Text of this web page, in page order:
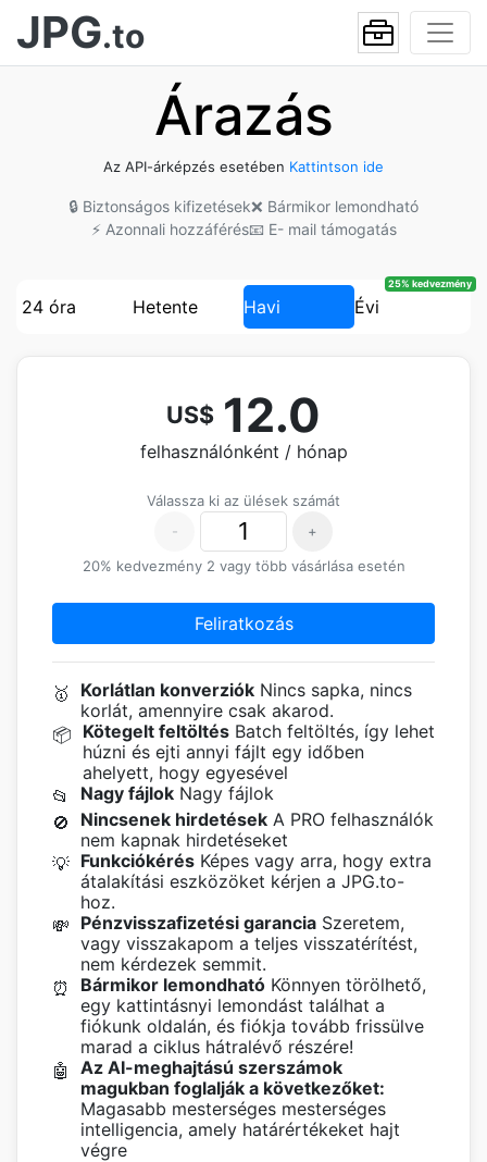
JPG.to
Árazás
Az API-árképzés esetében Kattintson ide
🔒 Biztonságos kifizetések❌ Bármikor lemondható
⚡ Azonnali hozzáférés📧 E- mail támogatás
24 óra Hetente Havi Évi
25% kedvezmény
US$ 12.0
felhasználónként / hónap
Válassza ki az ülések számát
-
+
20% kedvezmény 2 vagy több vásárlása esetén
Feliratkozás
🥇 Korlátlan konverziók Nincs sapka, nincs
korlát, amennyire csak akarod.
📦 Kötegelt feltöltés Batch feltöltés, így lehet
húzni és ejti annyi fájlt egy időben
ahelyett, hogy egyesével
📂
Nagy fájlok Nagy fájlok
🚫
Nincsenek hirdetések A PRO felhasználók
nem kapnak hirdetéseket
💡 Funkciókérés Képes vagy arra, hogy extra
átalakítási eszközöket kérjen a JPG.to-
hoz.
💸 Pénzvisszafizetési garancia Szeretem,
vagy visszakapom a teljes visszatérítést,
nem kérdezek semmit.
⏰
Bármikor lemondható Könnyen törölhető,
egy kattintásnyi lemondást találhat a
fiókunk oldalán, és fiókja tovább frissülve
marad a ciklus hátralévő részére!
🤖
Az AI-meghajtású szerszámok
magukban foglalják a következőket:
Magasabb mesterséges mesterséges
intelligencia, amely határértékeket hajt
végre